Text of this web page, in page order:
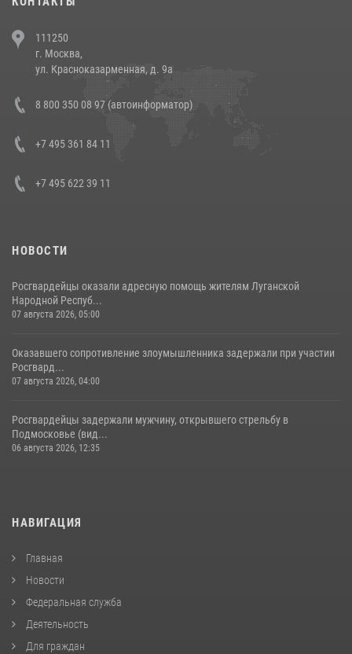
напавших на бригаду скорой помощи (видео)
14 июля 2026, 12:20
В Росгвардии прошла военно-научная конференция по обобщению
боевого опыта
111250
г. Москва,
ул. Красноказарменная, д. 9а
8 800 350 08 97 (автоинформатор)
+7 495 361 84 11
+7 495 622 39 11
НОВОСТИ
Росгвардейцы оказали адресную помощь жителям Луганской
Народной Респуб...
07 августа 2026, 05:00
Оказавшего сопротивление злоумышленника задержали при участии
Росгвард...
07 августа 2026, 04:00
Росгвардейцы задержали мужчину, открывшего стрельбу в
Подмосковье (вид...
06 августа 2026, 12:35
НАВИГАЦИЯ
Главная
Новости
Федеральная служба
Деятельность
Для граждан